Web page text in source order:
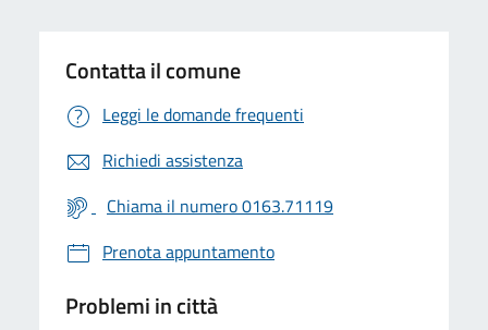
Contatta il comune
Leggi le domande frequenti
Richiedi assistenza
Chiama il numero 0163.71119
Prenota appuntamento
Problemi in città